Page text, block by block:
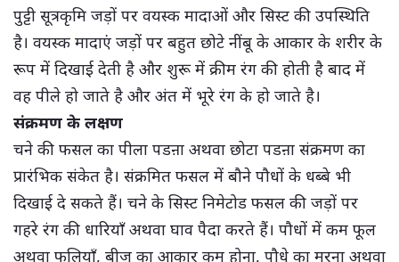
पुट्टी सूत्रकृमि जड़ों पर वयस्क मादाओं और सिस्ट की उपस्थिति
है। वयस्क मादाएं जड़ों पर बहुत छोटे नींबू के आकार के शरीर के
रूप में दिखाई देती है और शुरू में क्रीम रंग की होती है बाद में
वह पीले हो जाते है और अंत में भूरे रंग के हो जाते है।
संक्रमण के लक्षण
चने की फसल का पीला पडऩा अथवा छोटा पडऩा संक्रमण का
प्रारंभिक संकेत है। संक्रमित फसल में बौने पौधों के धब्बे भी
दिखाई दे सकते हैं। चने के सिस्ट निमेटोड फसल की जड़ों पर
गहरे रंग की धारियाँ अथवा घाव पैदा करते हैं। पौधों में कम फूल
अथवा फलियाँ, बीज का आकार कम होना, पौधे का मरना अथवा